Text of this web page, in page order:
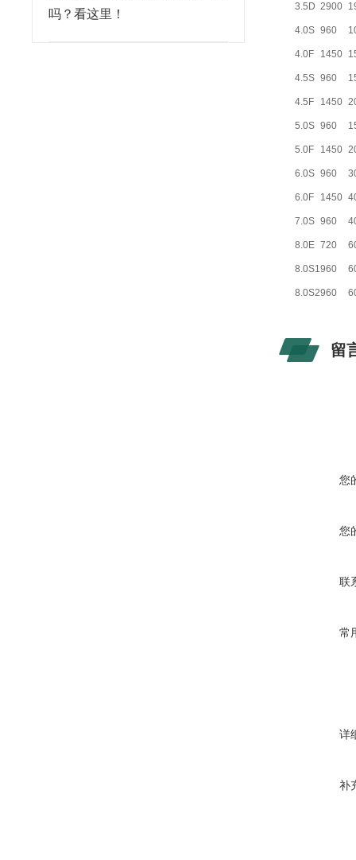
吗？看这里！
3.5D 2900
4.0S 960
4.0F 1450
4.5S 960
4.5F 1450
5.0S 960
5.0F 1450
6.0S 960
6.0F 1450
7.0S 960
8.0E 720
8.0S1960
8.0S2960
留
您
您
联
常
详
补